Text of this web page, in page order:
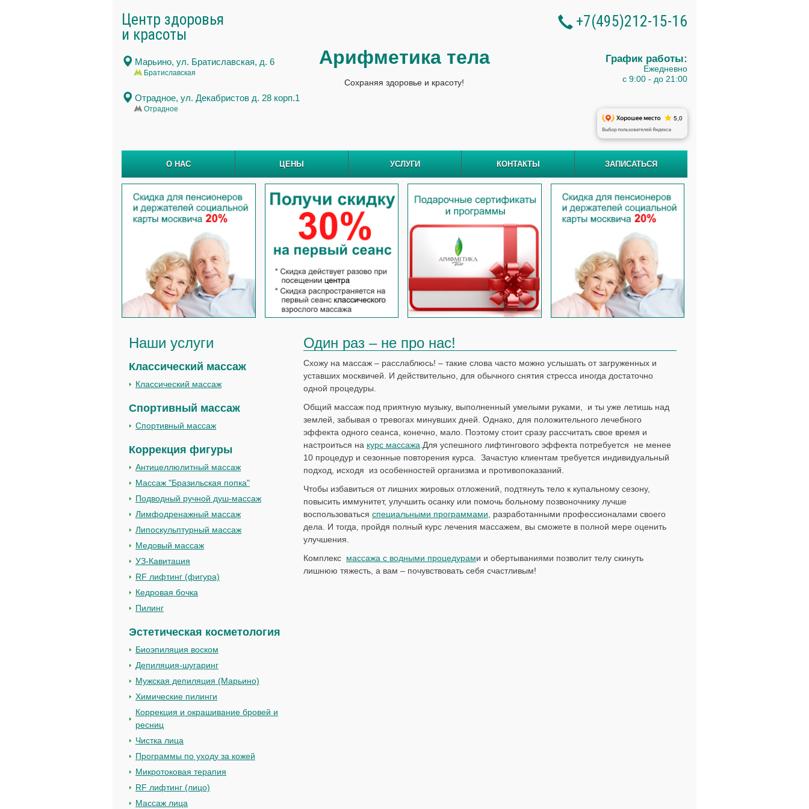
Центр здоровья
и красоты
Арифметика тела
Сохраняя здоровье и красоту!
+7(495)212-15-16
Марьино, ул. Братиславская, д. 6
Братиславская
Отрадное, ул. Декабристов д. 28 корп.1
Отрадное
График работы:
Ежедневно
с 9:00 - до 21:00
О НАС ЦЕНЫ УСЛУГИ КОНТАКТЫ ЗАПИСАТЬСЯ
Наши услуги
Классический массаж
Классический массаж
Спортивный массаж
Спортивный массаж
Коррекция фигуры
Антицеллюлитный массаж
Массаж "Бразильская попка"
Подводный ручной душ-массаж
Лимфодренажный массаж
Липоскульптурный массаж
Медовый массаж
УЗ-Кавитация
RF лифтинг (фигура)
Кедровая бочка
Пилинг
Эстетическая косметология
Биоэпиляция воском
Депиляция-шугаринг
Мужская депиляция (Марьино)
Химические пилинги
Коррекция и окрашивание бровей и
ресниц
Чистка лица
Программы по уходу за кожей
Микротоковая терапия
RF лифтинг (лицо)
Массаж лица
Один раз – не про нас!
Схожу на массаж – расслаблюсь! – такие слова часто можно услышать от загруженных и
уставших москвичей. И действительно, для обычного снятия стресса иногда достаточно
одной процедуры.
Общий массаж под приятную музыку, выполненный умелыми руками, и ты уже летишь над
землей, забывая о тревогах минувших дней. Однако, для положительного лечебного
эффекта одного сеанса, конечно, мало. Поэтому стоит сразу рассчитать свое время и
настроиться на курс массажа .Для успешного лифтингового эффекта потребуется не менее
10 процедур и сезонные повторения курса. Зачастую клиентам требуется индивидуальный
подход, исходя из особенностей организма и противопоказаний.
Чтобы избавиться от лишних жировых отложений, подтянуть тело к купальному сезону,
повысить иммунитет, улучшить осанку или помочь больному позвоночнику лучше
воспользоваться специальными программами , разработанными профессионалами своего
дела. И тогда, пройдя полный курс лечения массажем, вы сможете в полной мере оценить
улучшения.
Комплекс массажа с водными процедурами и обертываниями позволит телу скинуть
лишнюю тяжесть, а вам – почувствовать себя счастливым!